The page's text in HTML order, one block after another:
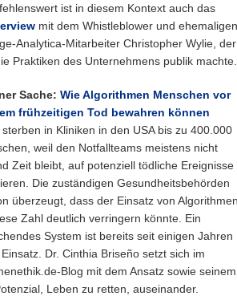
ist in diesem Kontext auch das
mit dem Whistleblower und ehemaligen
Analytica-Mitarbeiter Christopher Wylie, der
Praktiken des Unternehmens publik machte.
Sache: Wie Algorithmen Menschen vor
frühzeitigen Tod bewahren können
in Kliniken in den USA bis zu 400.000
weil den Notfallteams meistens nicht
Zeit bleibt, auf potenziell tödliche Ereignisse
Die zuständigen Gesundheitsbehörden
überzeugt, dass der Einsatz von
Zahl deutlich verringern könnte. Ein
System ist bereits seit einigen Jahren
Einsatz. Dr. Cinthia Briseño setzt sich im
Blog mit dem Ansatz sowie seinem
Leben zu retten, auseinander.